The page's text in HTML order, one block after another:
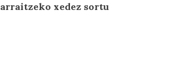
xedez sortu